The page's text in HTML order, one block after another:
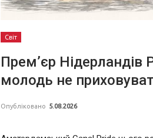
Світ
Прем’єр Нідерландів
молодь не
Опубліковано 5.08.2026